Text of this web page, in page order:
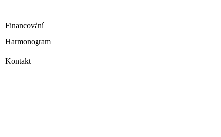
Financování
Harmonogram
Kontakt